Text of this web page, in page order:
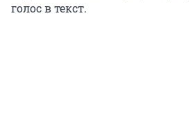
голос в текст.